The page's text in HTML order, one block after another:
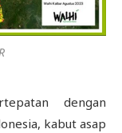
dengan
kabut asap